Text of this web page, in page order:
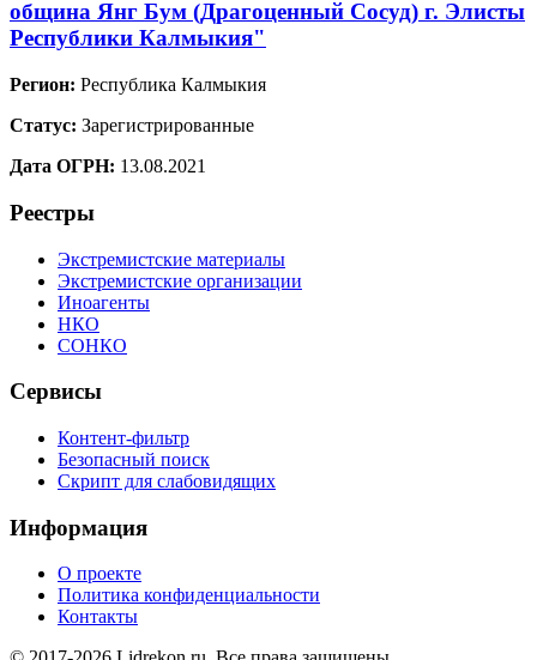
община Янг Бум (Драгоценный Сосуд) г. Элисты
Республики Калмыкия"
Регион: Республика Калмыкия
Статус: Зарегистрированные
Дата ОГРН: 13.08.2021
Реестры
Экстремистские материалы
Экстремистские организации
Иноагенты
НКО
СОНКО
Сервисы
Контент-фильтр
Безопасный поиск
Скрипт для слабовидящих
Информация
О проекте
Политика конфиденциальности
Контакты